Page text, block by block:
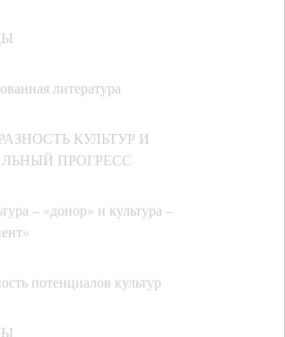
литература
РАЗНОСТЬ КУЛЬТУР И
ПРОГРЕСС
– «донор» и культура –
потенциалов культур